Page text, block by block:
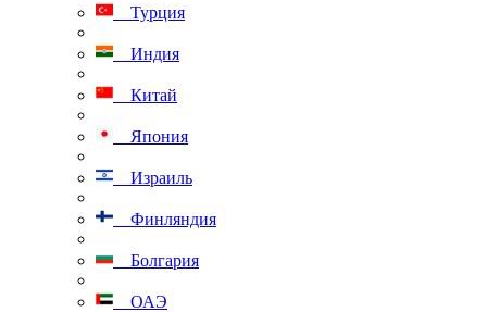
Турция
Индия
Китай
Япония
Израиль
Финляндия
Болгария
ОАЭ